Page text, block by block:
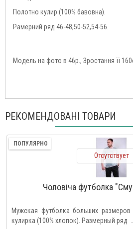
Полотно кулир (100% бавовна).
Рамерний ряд 46-48,50-52,54-56.
Модель на фото в 46р., Зростання її
РЕКОМЕНДОВАНІ ТОВАРИ
ПОПУЛЯРНО
Отсутствует
Чоловіча футболка
Мужская футболка больших
кулирка (100% хлопок). Размерный ряд ..